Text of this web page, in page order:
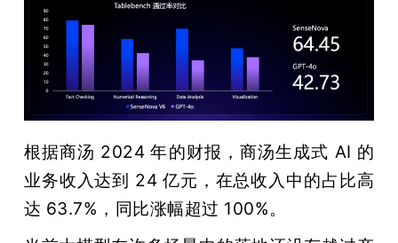
根据商汤 2024 年的财报，商汤生成式 AI 的
业务收入达到 24 亿元，在总收入中的占比高
达 63.7%，同比涨幅超过 100%。